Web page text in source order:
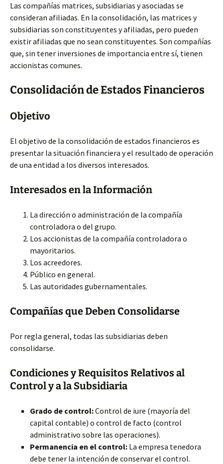
Las compañías matrices, subsidiarias y asociadas se
consideran afiliadas. En la consolidación, las matrices y
subsidiarias son constituyentes y afiliadas, pero pueden
existir afiliadas que no sean constituyentes. Son compañías
que, sin tener inversiones de importancia entre sí, tienen
accionistas comunes.
Consolidación de Estados Financieros
Objetivo
El objetivo de la consolidación de estados financieros es
presentar la situación financiera y el resultado de operación
de una entidad a los diversos interesados.
Interesados en la Información
La dirección o administración de la compañía
controladora o del grupo.
Los accionistas de la compañía controladora o
mayoritarios.
Los acreedores.
Público en general.
Las autoridades gubernamentales.
Compañías que Deben Consolidarse
Por regla general, todas las subsidiarias deben
consolidarse.
Condiciones y Requisitos Relativos al
Control y a la Subsidiaria
Grado de control:Control de iure (mayoría del
capital contable) o control de facto (control
administrativo sobre las operaciones).
Permanencia en el control: La empresa tenedora
debe tener la intención de conservar el control.